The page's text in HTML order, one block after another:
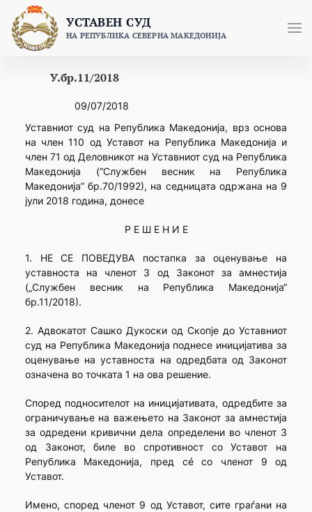
content
УСТАВЕН СУД
НА РЕПУБЛИКА СЕВЕРНА МАКЕДОНИЈА
У.бр.11/2018
09/07/2018
Уставниот суд на Република Македонија, врз основа
на член 110 од Уставот на Република Македонија и
член 71 од Деловникот на Уставниот суд на Република
Македонија (“Службен весник на Република
Македонија” бр.70/1992), на седницата одржана на 9
јули 2018 година, донесе
Р Е Ш Е Н И Е
1. НЕ СЕ ПОВЕДУВА постапка за оценување на
уставноста на членот 3 од Законот за амнестија
(„Службен весник на Република Македонија“
бр.11/2018).
2. Адвокатот Сашко Дукоски од Скопје до Уставниот
суд на Република Македонија поднесе иницијатива за
оценување на уставноста на одредбата од Законот
означена во точката 1 на ова решение.
Според подносителот на иницијативата, одредбите за
ограничување на важењето на Законот за амнестија
за одредени кривични дела определени во членот 3
од Законот, биле во спротивност со Уставот на
Република Македонија, пред сé со членот 9 од
Уставот.
Имено, според членот 9 од Уставот, сите граѓани на